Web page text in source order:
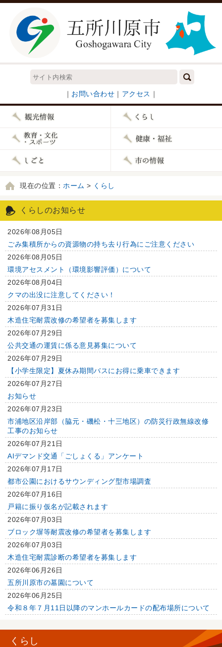
｜ お問い合わせ ｜ アクセス ｜
現在の位置： ホーム > くらし
くらしのお知らせ
2026年08月05日
ごみ集積所からの資源物の持ち去り行為にご注意ください
2026年08月05日
環境アセスメント（環境影響評価）について
2026年08月04日
クマの出没に注意してください！
2026年07月31日
木造住宅耐震改修の希望者を募集します
2026年07月29日
公共交通の運賃に係る意見募集について
2026年07月29日
【小学生限定】夏休み期間バスにお得に乗車できます
2026年07月27日
お知らせ
2026年07月23日
市浦地区沿岸部（脇元・磯松・十三地区）の防災行政無線改修
工事のお知らせ
2026年07月21日
AIデマンド交通「ごしょくる」アンケート
2026年07月17日
都市公園におけるサウンディング型市場調査
2026年07月16日
戸籍に振り仮名が記載されます
2026年07月03日
ブロック塀等耐震改修の希望者を募集します
2026年07月03日
木造住宅耐震診断の希望者を募集します
2026年06月26日
五所川原市の墓園について
2026年06月25日
令和８年７月11日以降のマンホールカードの配布場所について
くらし